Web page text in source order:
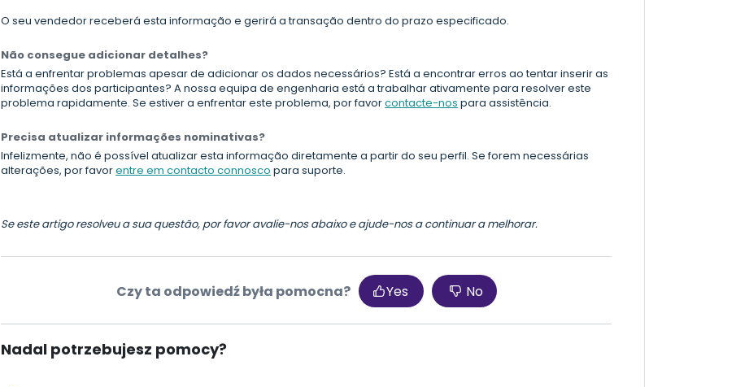
O seu vendedor receberá esta informação e gerirá a transação dentro do prazo especificado.
Não consegue adicionar detalhes?
Está a enfrentar problemas apesar de adicionar os dados necessários? Está a encontrar erros ao tentar inserir as
informações dos participantes? A nossa equipa de engenharia está a trabalhar ativamente para resolver este
problema rapidamente. Se estiver a enfrentar este problema, por favorcontacte-nos para assistência.
Precisa atualizar informações nominativas?
Infelizmente, não é possível atualizar esta informação diretamente a partir do seu perfil. Se forem necessárias
alterações, por favorentre em contacto connosco para suporte.
Se este artigo resolveu a sua questão, por favor avalie-nos abaixo e ajude-nos a continuar a melhorar.
Czy ta odpowiedź była pomocna? Yes No
Nadal potrzebujesz pomocy?